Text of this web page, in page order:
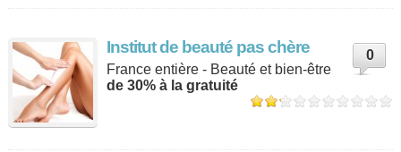
Institut de beauté pas chère
0
France entière - Beauté et bien-être
de 30% à la gratuité